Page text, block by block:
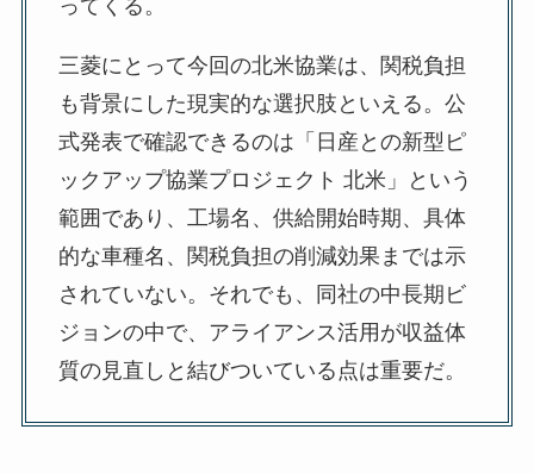
ってくる。
三菱にとって今回の北米協業は、関税負担
も背景にした現実的な選択肢といえる。公
式発表で確認できるのは「日産との新型ピ
ックアップ協業プロジェクト 北米」という
範囲であり、工場名、供給開始時期、具体
的な車種名、関税負担の削減効果までは示
されていない。それでも、同社の中長期ビ
ジョンの中で、アライアンス活用が収益体
質の見直しと結びついている点は重要だ。